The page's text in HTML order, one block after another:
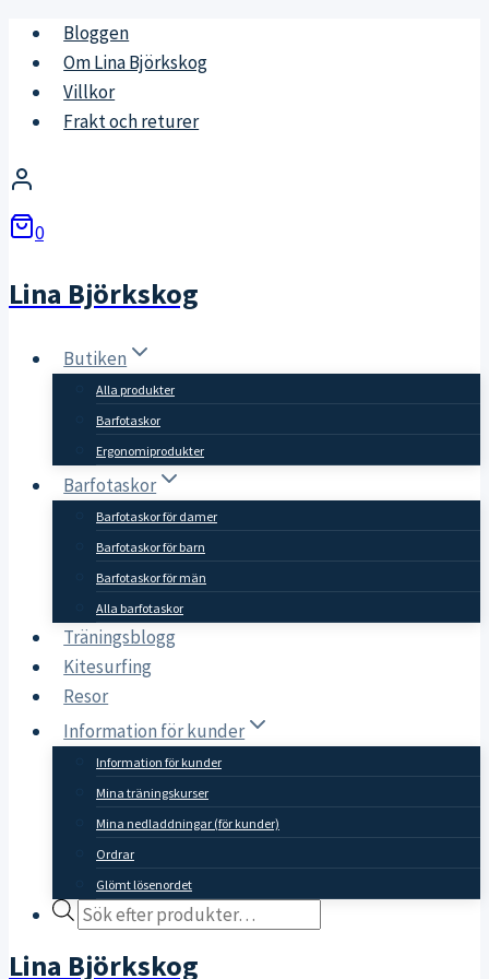
Skip
content
Bloggen
Om Lina Björkskog
Villkor
Frakt och returer
0
Lina Björkskog
Butiken
Alla produkter
Barfotaskor
Ergonomiprodukter
Barfotaskor
Barfotaskor för damer
Barfotaskor för barn
Barfotaskor för män
Alla barfotaskor
Träningsblogg
Kitesurfing
Resor
Information för kunder
Information för kunder
Mina träningskurser
Mina nedladdningar (för kunder)
Ordrar
Glömt lösenordet
Products
Lina Björkskog